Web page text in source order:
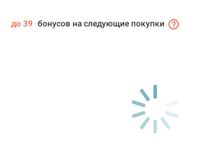
до 39 бонусов на следующие покупки